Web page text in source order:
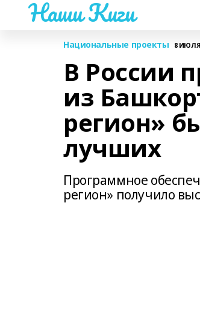
Наши Киги
Национальные проекты 8 ИЮЛЯ
В России
из
регион»
лучших
Программное
регион» получило